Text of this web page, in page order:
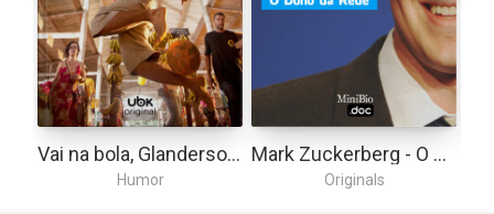
Vai na bola, Glanderson!
Humor
Mark Zuckerberg - O Dono da Rede
Originals